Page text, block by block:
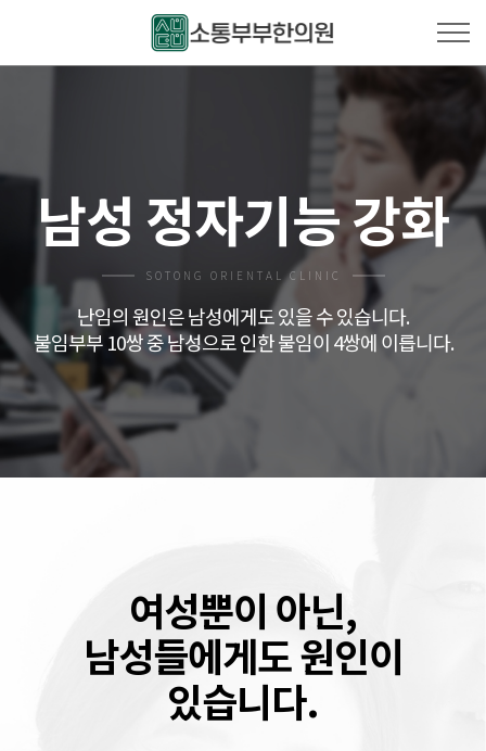
남성 정자기능 강화
SOTONG ORIENTAL CLINIC
난임의 원인은 남성에게도 있을 수 있습니다.
불임부부 10쌍 중 남성으로 인한 불임이 4쌍에 이릅니다.
여성뿐이 아닌,
남성들에게도 원인이
있습니다.